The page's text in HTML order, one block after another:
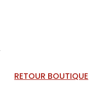
RETOUR BOUTIQUE